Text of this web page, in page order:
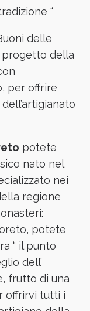
“
delle
progetto della
per offrire
potete
nato nel
nei
regione
potete
“ il punto
dell’
frutto di una
offrirvi tutti i